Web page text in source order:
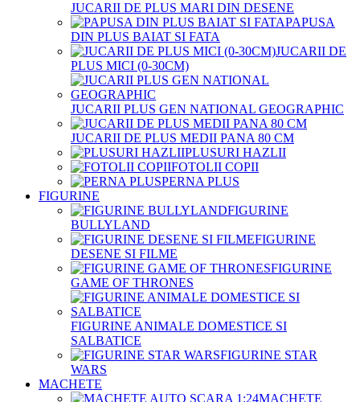
JUCARII DE PLUS MARI DIN DESENE
PAPUSA
DIN PLUS BAIAT SI FATA
JUCARII DE
PLUS MICI (0-30CM)
JUCARII PLUS GEN NATIONAL GEOGRAPHIC
JUCARII DE PLUS MEDII PANA 80 CM
PLUSURI HAZLII
FOTOLII COPII
PERNA PLUS
FIGURINE
FIGURINE
BULLYLAND
FIGURINE
DESENE SI FILME
FIGURINE
GAME OF THRONES
FIGURINE ANIMALE DOMESTICE SI
SALBATICE
FIGURINE STAR
WARS
MACHETE
MACHETE